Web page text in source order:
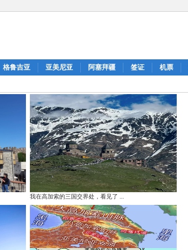
格鲁吉亚 亚美尼亚 阿塞拜疆 签证 机票
我在高加索的三国交界处，看见了 ...